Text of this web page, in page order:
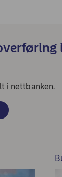
i nettbanken.